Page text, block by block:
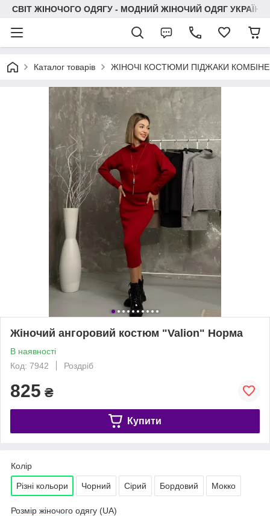
СВІТ ЖІНОЧОГО ОДЯГУ - МОДНИЙ ЖІНОЧИЙ ОДЯГ УКРАЇНИ
Каталог товарів ЖІНОЧІ КОСТЮМИ ПІДЖАКИ
Жіночий ангоровий костюм "Valion" Норма
В наявності
Код: 7942
Роздріб
825 ₴
Купити
Колір
Різні кольори Чорний Сірий Бордовий Мокко
Розмір жіночого одягу (UA)